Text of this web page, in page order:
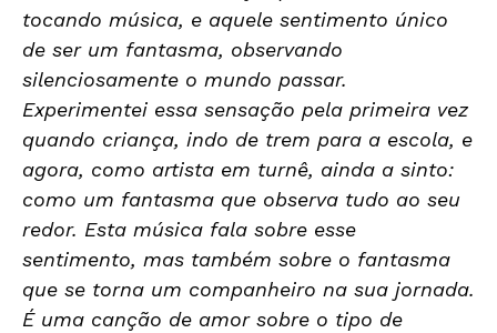
tocando música, e aquele sentimento único
de ser um fantasma, observando
silenciosamente o mundo passar.
Experimentei essa sensação pela primeira vez
quando criança, indo de trem para a escola, e
agora, como artista em turnê, ainda a sinto:
como um fantasma que observa tudo ao seu
redor. Esta música fala sobre esse
sentimento, mas também sobre o fantasma
que se torna um companheiro na sua jornada.
É uma canção de amor sobre o tipo de